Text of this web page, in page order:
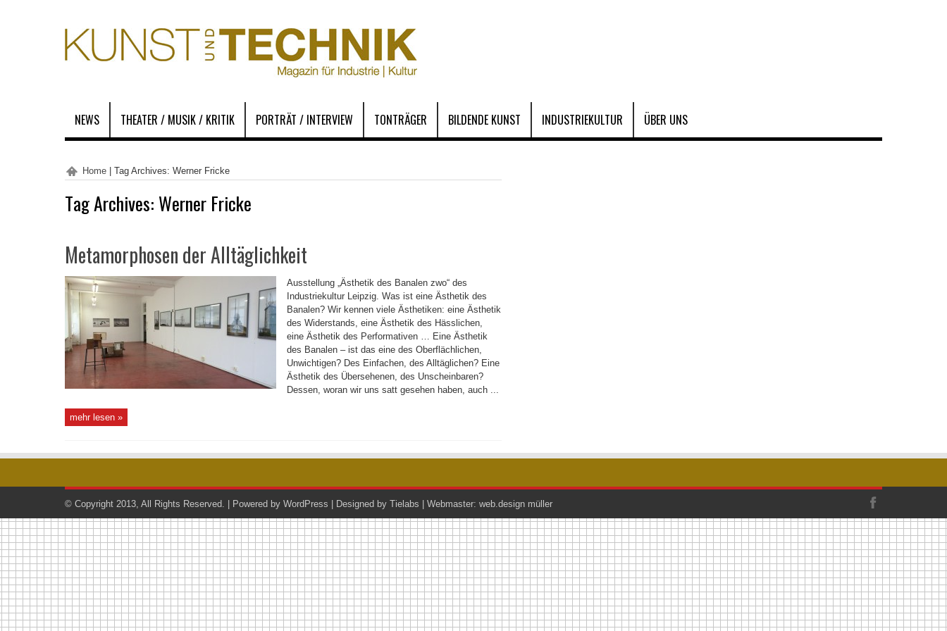
NEWS THEATER / MUSIK / KRITIK PORTRÄT / INTERVIEW TONTRÄGER BILDENDE KUNST INDUSTRIEKULTUR ÜBER UNS
Home Tag Archives: Werner Fricke
Tag Archives: Werner Fricke
Metamorphosen der Alltäglichkeit
Ausstellung „Ästhetik des Banalen zwo“ des
Industriekultur Leipzig. Was ist eine Ästhetik des
Banalen? Wir kennen viele Ästhetiken: eine Ästhetik
des Widerstands, eine Ästhetik des Hässlichen,
eine Ästhetik des Performativen … Eine Ästhetik
des Banalen – ist das eine des Oberflächlichen,
Unwichtigen? Des Einfachen, des Alltäglichen? Eine
Ästhetik des Übersehenen, des Unscheinbaren?
Dessen, woran wir uns satt gesehen haben, auch ...
mehr lesen »
© Copyright 2013, All Rights Reserved. | Powered by WordPress | Designed by Tielabs | Webmaster: web.design müller